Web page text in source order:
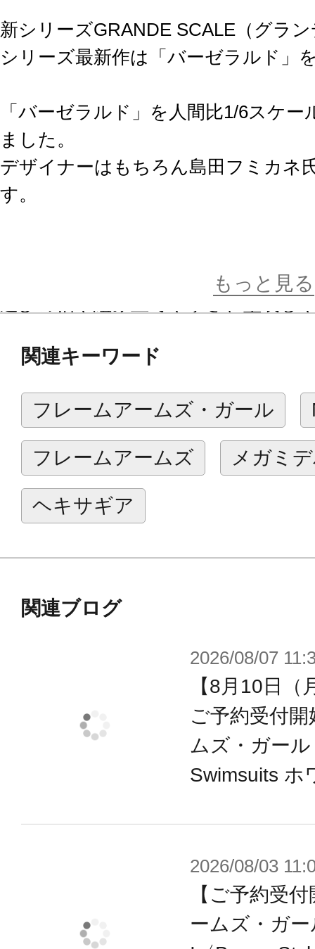
新シリーズGRANDE SCALE（グラ
シリーズ最新作は「バーゼラルド」
「バーゼラルド」を人間比1/6スケ
ました。
デザイナーはもちろん島田フミカネ
す。
きな（グランデ）スケールでお客様
・3種類の表情パーツが付属。（笑
き顔右向き）
・3種の表情パーツは塗装済みなの
に近い仕上がりになります。
・尻尾パーツ等を付ける事により、
グが可能。
・一般的な1/6ドールサイズの大き
属。銃、刀等が持てます。
・瞳などのデカールが付属。
・各部の5mm径穴を3mm径穴に変
M.S.Gシリーズ、コトブキヤプラモ
精緻なコトブキヤプラモデルのCAD
きな（グランデ）スケールでお客様
遊びの幅や組み立てやすさ、塗装し
もっと見る
関連キーワード
フレームアームズ・ガール
フレームアームズ メガミ
ヘキサギア
関連ブログ
2026/08/07
【8月10日
ご予約受付
ムズ・ガー
Swimsuits ホ
2026/08/03
【ご予約受
ームズ・ガ